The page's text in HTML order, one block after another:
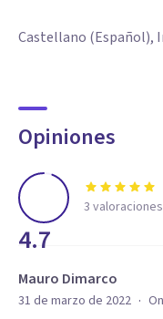
Castellano (Español),
Opiniones
4.7
3 valoraciones
Mauro Dimarco
31 de marzo de 2022 ·